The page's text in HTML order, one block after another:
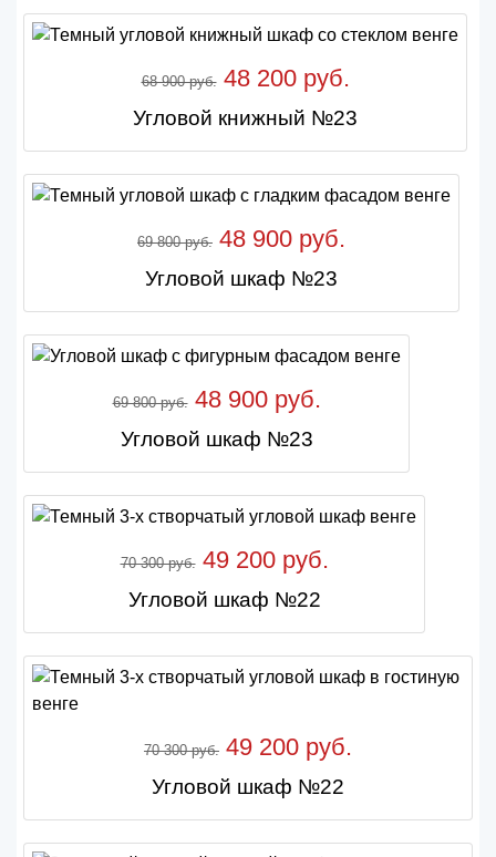
68 900 руб.48 200 руб.
Угловой книжный №23
69 800 руб. 48 900 руб.
Угловой шкаф №23
69 800 руб.48 900 руб.
Угловой шкаф №23
70 300 руб.49 200 руб.
Угловой шкаф №22
70 300 руб. 49 200 руб.
Угловой шкаф №22